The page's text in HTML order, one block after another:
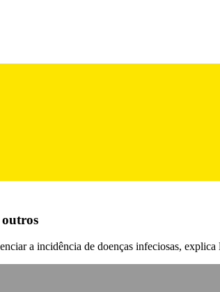
outros
a incidência de doenças infeciosas,